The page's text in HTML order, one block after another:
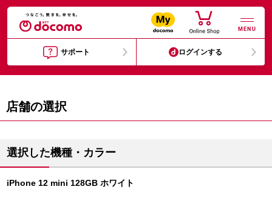
MENU
サポート ログインする
店舗の選択
選択した機種・カラー
iPhone 12 mini 128GB ホワイト